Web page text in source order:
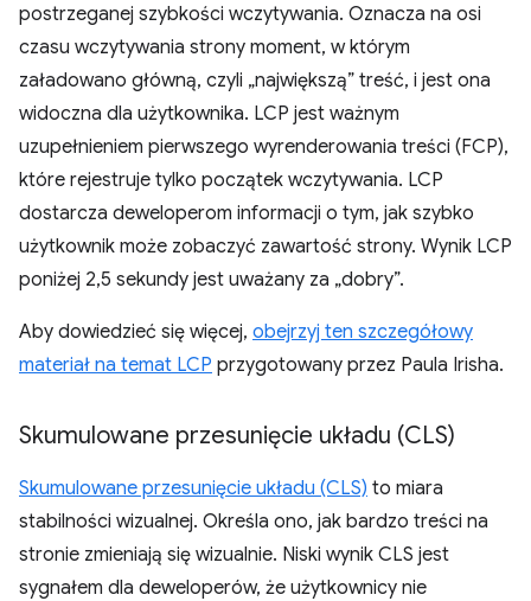
postrzeganej szybkości wczytywania. Oznacza na osi
czasu wczytywania strony moment, w którym
załadowano główną, czyli „największą” treść, i jest ona
widoczna dla użytkownika. LCP jest ważnym
uzupełnieniem pierwszego wyrenderowania treści (FCP),
które rejestruje tylko początek wczytywania. LCP
dostarcza deweloperom informacji o tym, jak szybko
użytkownik może zobaczyć zawartość strony. Wynik LCP
poniżej 2,5 sekundy jest uważany za „dobry”.
Aby dowiedzieć się więcej, obejrzyj ten szczegółowy
materiał na temat LCP przygotowany przez Paula Irisha.
Skumulowane przesunięcie układu (CLS)
Skumulowane przesunięcie układu (CLS) to miara
stabilności wizualnej. Określa ono, jak bardzo treści na
stronie zmieniają się wizualnie. Niski wynik CLS jest
sygnałem dla deweloperów, że użytkownicy nie